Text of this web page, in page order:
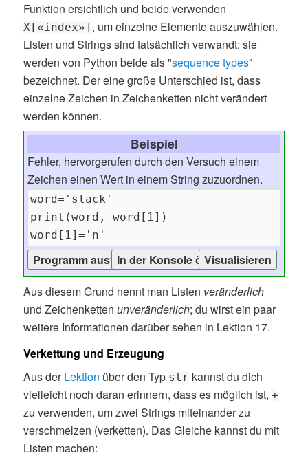
Funktion ersichtlich und beide verwenden
X[«index»] , um einzelne Elemente auszuwählen.
Listen und Strings sind tatsächlich verwandt: sie
werden von Python beide als "sequence types"
bezeichnet. Der eine große Unterschied ist, dass
einzelne Zeichen in Zeichenketten nicht verändert
werden können.
Beispiel
Fehler, hervorgerufen durch den Versuch einem
Zeichen einen Wert in einem String zuzuordnen.
Aus diesem Grund nennt man Listen veränderlich
und Zeichenkettenunveränderlich; du wirst ein paar
weitere Informationen darüber sehen in Lektion 17.
Verkettung und Erzeugung
Aus derLektion über den Typ str kannst du dich
vielleicht noch daran erinnern, dass es möglich ist,+
zu verwenden, um zwei Strings miteinander zu
verschmelzen (verketten). Das Gleiche kannst du mit
Listen machen: